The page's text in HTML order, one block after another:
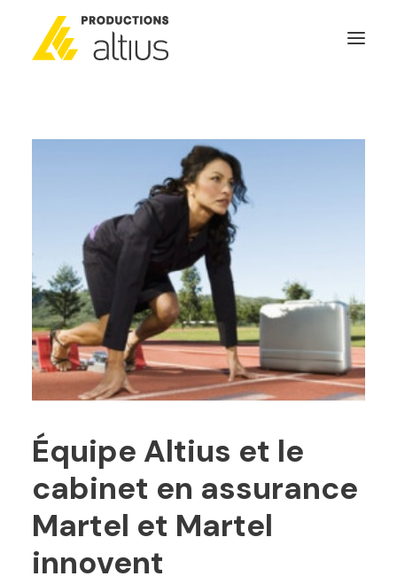
NOS SERVICES
POURQUOI INVESTIR
GÉNÉRATEURS DE NOUVELLES
NOUS JOINDRE
SEARCH
Équipe Altius et le
cabinet en assurance
Martel et Martel
innovent